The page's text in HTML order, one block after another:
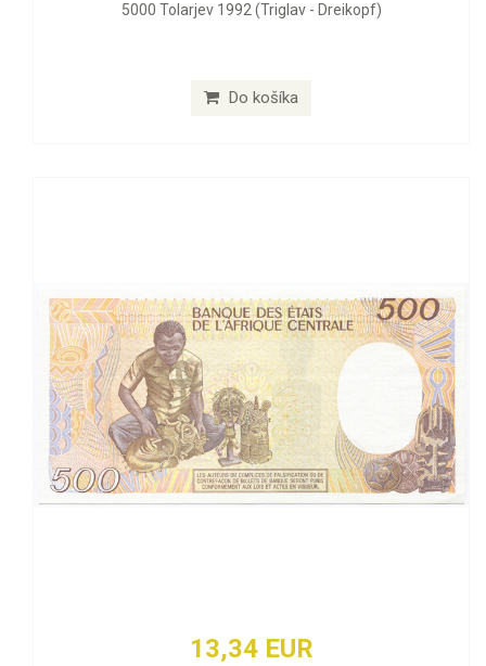
5000 Tolarjev 1992 (Triglav - Dreikopf)
Do košíka
13,34 EUR